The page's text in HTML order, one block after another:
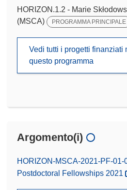
HORIZON.1.2 - Marie
(MSCA)
PROGRAMMA PRINCIPALE
Vedi tutti i progetti finanziati
questo programma
Argomento(i)
HORIZON-MSCA-2021-PF-01-
Postdoctoral Fellowships 2021